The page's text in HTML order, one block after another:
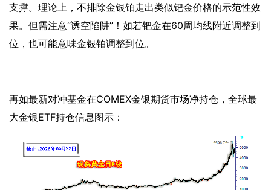
支撑。理论上，不排除金银铂走出类似钯金价格的示范性效
果。但需注意“诱空陷阱”！如若钯金在60周均线附近调整到
位，也可能意味金银铂调整到位。
再如最新对冲基金在COMEX金银期货市场净持仓，全球最
大金银ETF持仓信息图示：